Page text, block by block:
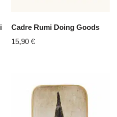
Cadre Rumi Doing Goods
15,90€